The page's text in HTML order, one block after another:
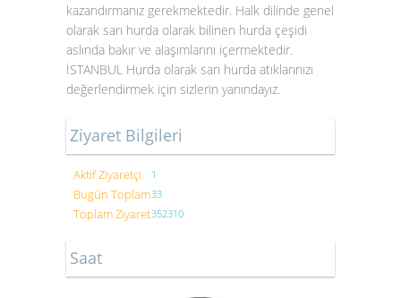
kazandırmanız gerekmektedir. Halk dilinde genel
olarak sarı hurda olarak bilinen hurda çeşidi
aslında bakır ve alaşımlarını içermektedir.
İSTANBUL Hurda olarak sarı hurda atıklarınızı
değerlendirmek için sizlerin yanındayız.
Ziyaret Bilgileri
Aktif Ziyaretçi 1
Bugün Toplam33
Toplam Ziyaret352310
Saat